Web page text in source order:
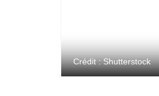
Crédit : Shutterstock